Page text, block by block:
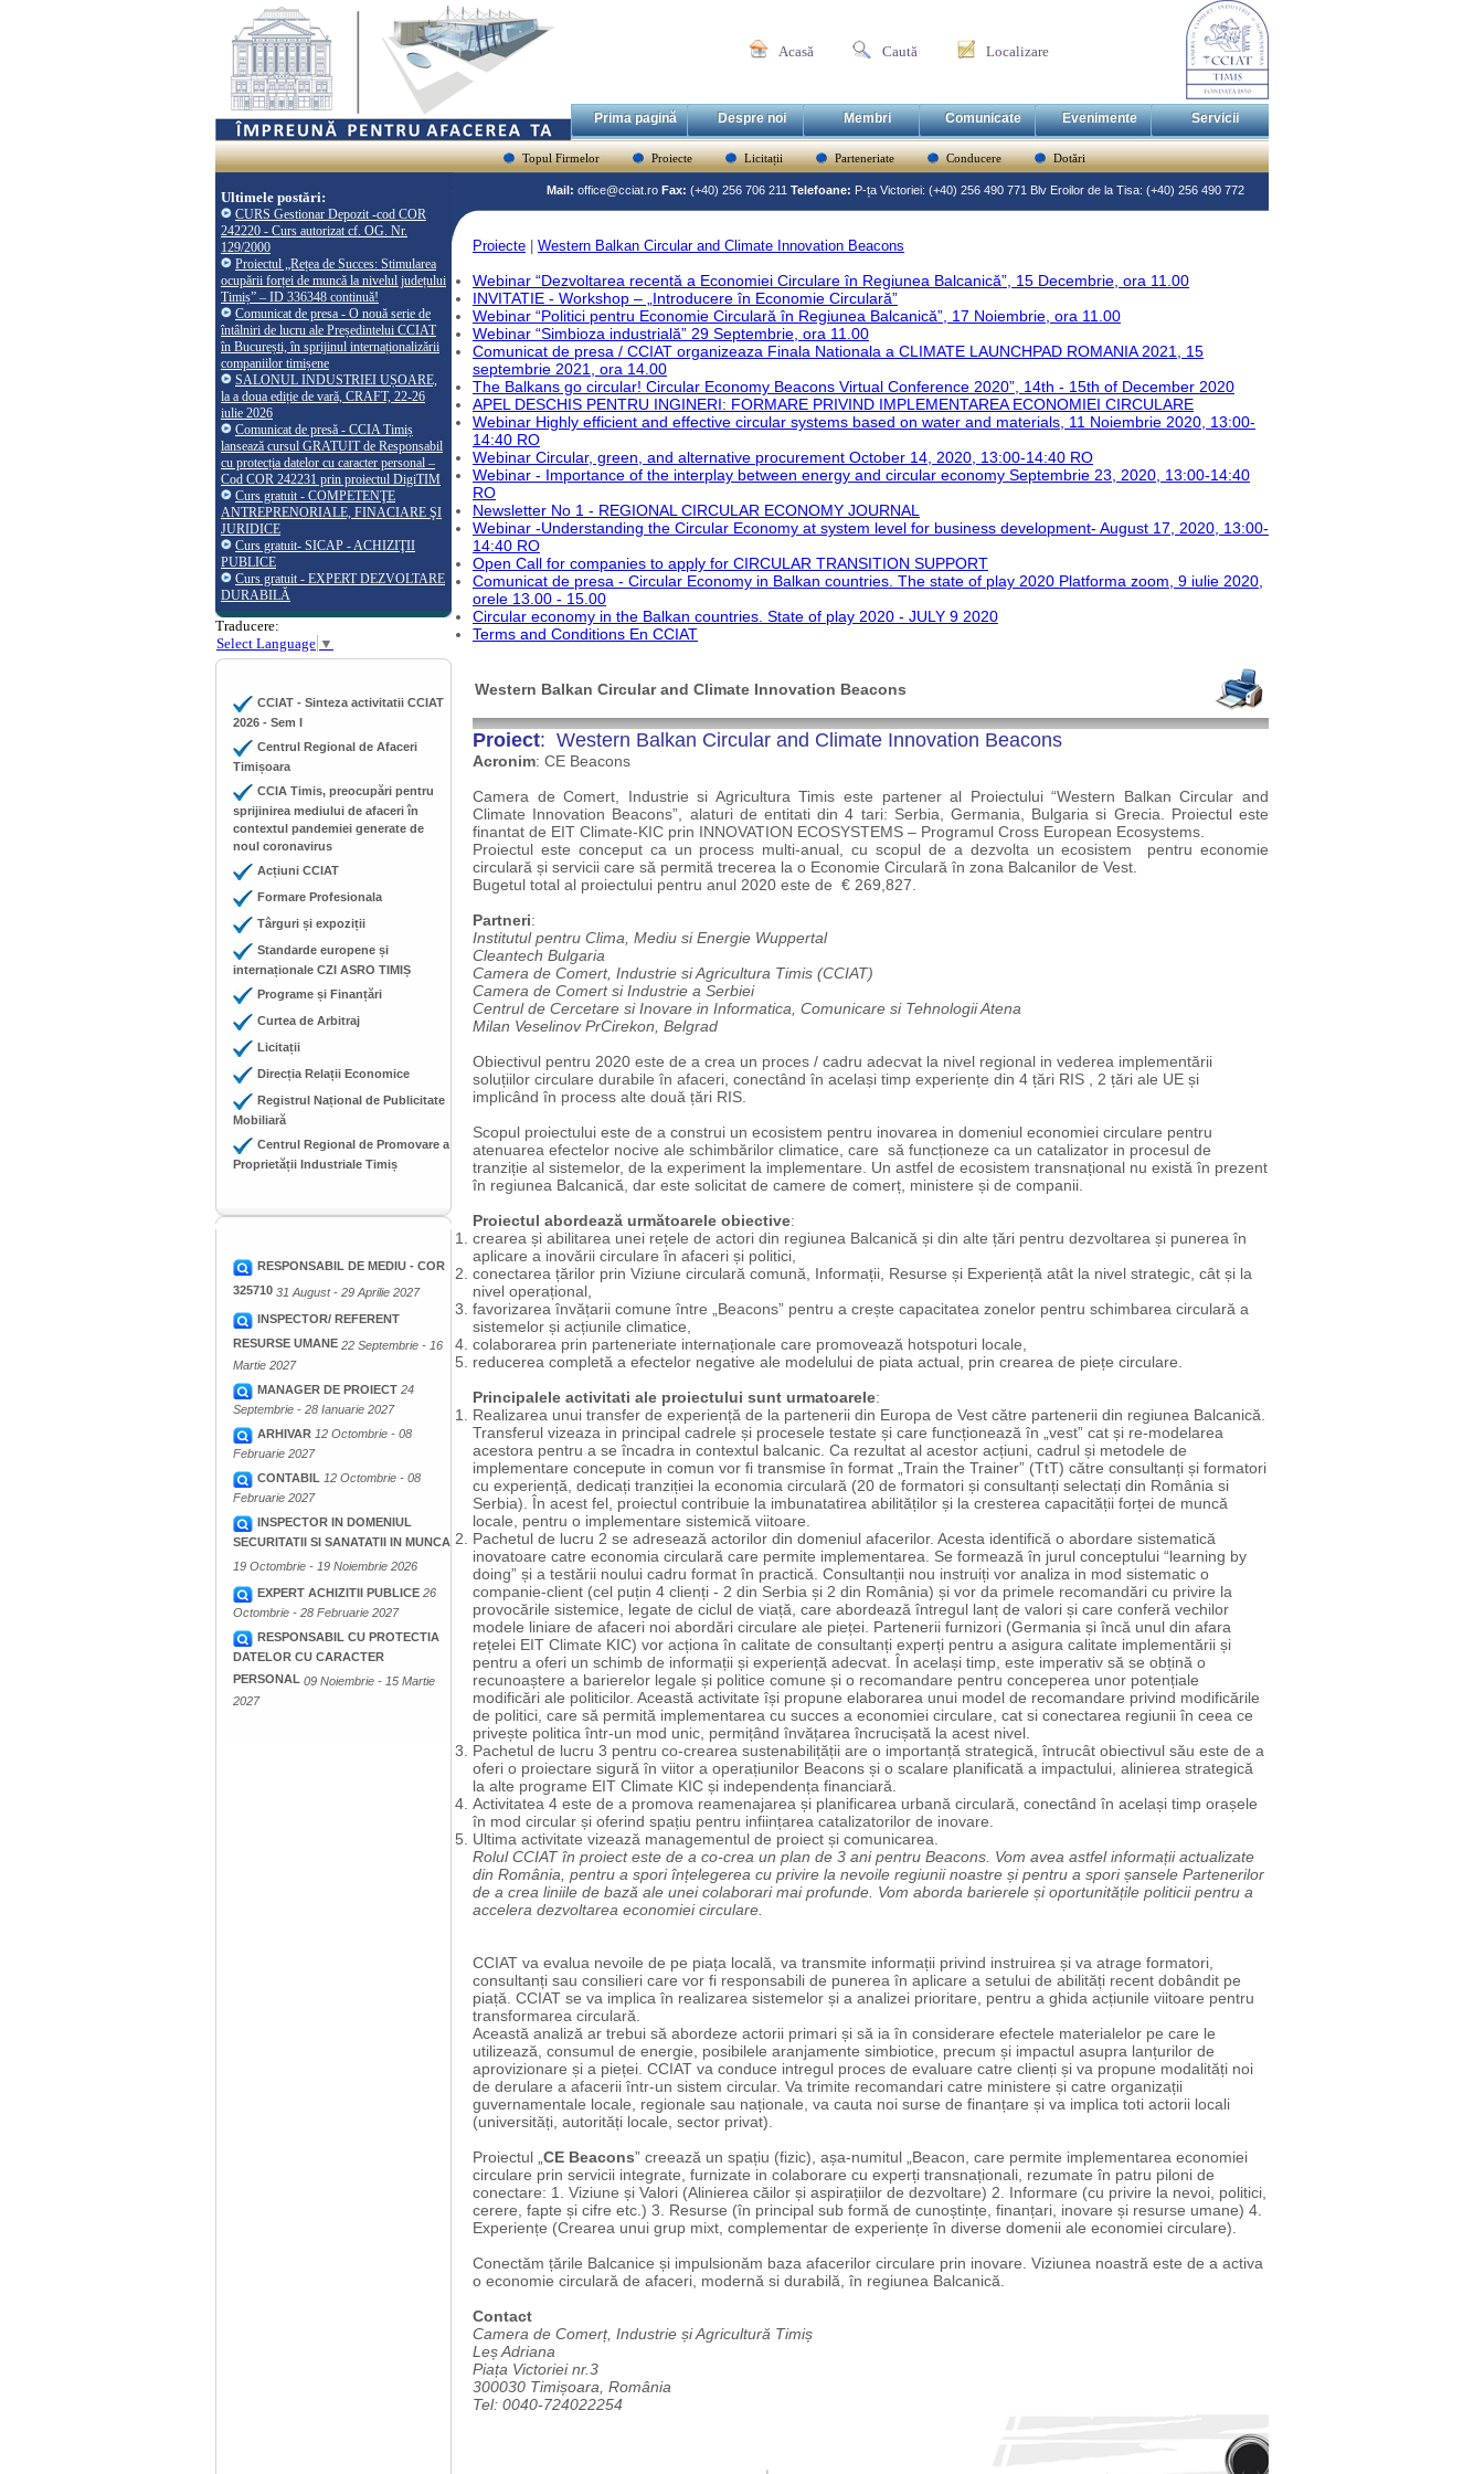
Acasă Caută Localizare
Prima pagină Despre noi Membri Comunicate Evenimente Servicii
Topul Firmelor Proiecte Licitații Parteneriate Conducere Dotări
Ultimele postări:
CURS Gestionar Depozit -cod COR
242220 - Curs autorizat cf. OG. Nr.
129/2000
Proiectul „Rețea de Succes: Stimularea
ocupării forței de muncă la nivelul județului
Timiș” – ID 336348 continuă!
Comunicat de presa - O nouă serie de
întâlniri de lucru ale Președintelui CCIAT
în București, în sprijinul internaționalizării
companiilor timișene
SALONUL INDUSTRIEI UȘOARE,
la a doua ediție de vară, CRAFT, 22-26
iulie 2026
Comunicat de presă - CCIA Timiș
lansează cursul GRATUIT de Responsabil
cu protecția datelor cu caracter personal –
Cod COR 242231 prin proiectul DigiTIM
Curs gratuit - COMPETENŢE
ANTREPRENORIALE, FINACIARE ŞI
JURIDICE
Curs gratuit- SICAP - ACHIZIŢII
PUBLICE
Curs gratuit - EXPERT DEZVOLTARE
DURABILĂ
Traducere:
Select Language ▼
CCIAT - Sinteza activitatii CCIAT
2026 - Sem I
Centrul Regional de Afaceri
Timișoara
CCIA Timis, preocupări pentru
sprijinirea mediului de afaceri în
contextul pandemiei generate de
noul coronavirus
Acțiuni CCIAT
Formare Profesionala
Târguri și expoziții
Standarde europene și
internaționale CZI ASRO TIMIȘ
Programe și Finanțări
Curtea de Arbitraj
Licitații
Direcția Relații Economice
Registrul Național de Publicitate
Mobiliară
Centrul Regional de Promovare a
Proprietății Industriale Timiș
RESPONSABIL DE MEDIU - COR
325710 31 August - 29 Aprilie 2027
INSPECTOR/ REFERENT
RESURSE UMANE 22 Septembrie - 16
Martie 2027
MANAGER DE PROIECT 24
Septembrie - 28 Ianuarie 2027
ARHIVAR 12 Octombrie - 08
Februarie 2027
CONTABIL 12 Octombrie - 08
Februarie 2027
INSPECTOR IN DOMENIUL
SECURITATII SI SANATATII IN MUNCA
19 Octombrie - 19 Noiembrie 2026
EXPERT ACHIZITII PUBLICE 26
Octombrie - 28 Februarie 2027
RESPONSABIL CU PROTECTIA
DATELOR CU CARACTER
PERSONAL 09 Noiembrie - 15 Martie
2027
Mail: office@cciat.ro Fax: (+40) 256 706 211 Telefoane: P-ța Victoriei: (+40) 256 490 771 Blv Eroilor de la Tisa: (+40) 256 490 772
Proiecte Western Balkan Circular and Climate Innovation Beacons
Webinar “Dezvoltarea recentă a Economiei Circulare în Regiunea Balcanică”, 15 Decembrie, ora 11.00
INVITATIE - Workshop – „Introducere în Economie Circulară”
Webinar “Politici pentru Economie Circulară în Regiunea Balcanică”, 17 Noiembrie, ora 11.00
Webinar “Simbioza industrială” 29 Septembrie, ora 11.00
Comunicat de presa / CCIAT organizeaza Finala Nationala a CLIMATE LAUNCHPAD ROMANIA 2021, 15
septembrie 2021, ora 14.00
The Balkans go circular! Circular Economy Beacons Virtual Conference 2020”, 14th - 15th of December 2020
APEL DESCHIS PENTRU INGINERI: FORMARE PRIVIND IMPLEMENTAREA ECONOMIEI CIRCULARE
Webinar Highly efficient and effective circular systems based on water and materials, 11 Noiembrie 2020, 13:00-
14:40 RO
Webinar Circular, green, and alternative procurement October 14, 2020, 13:00-14:40 RO
Webinar - Importance of the interplay between energy and circular economy Septembrie 23, 2020, 13:00-14:40
RO
Newsletter No 1 - REGIONAL CIRCULAR ECONOMY JOURNAL
Webinar -Understanding the Circular Economy at system level for business development- August 17, 2020, 13:00-
14:40 RO
Open Call for companies to apply for CIRCULAR TRANSITION SUPPORT
Comunicat de presa - Circular Economy in Balkan countries. The state of play 2020 Platforma zoom, 9 iulie 2020,
orele 13.00 - 15.00
Circular economy in the Balkan countries. State of play 2020 - JULY 9 2020
Terms and Conditions En CCIAT
Western Balkan Circular and Climate Innovation Beacons
Proiect: Western Balkan Circular and Climate Innovation Beacons
Acronim: CE Beacons
Camera de Comert, Industrie si Agricultura Timis este partener al Proiectului “Western Balkan Circular and
Climate Innovation Beacons”, alaturi de entitati din 4 tari: Serbia, Germania, Bulgaria si Grecia. Proiectul este
finantat de EIT Climate-KIC prin INNOVATION ECOSYSTEMS – Programul Cross European Ecosystems.
Proiectul este conceput ca un process multi-anual, cu scopul de a dezvolta un ecosistem pentru economie
circulară și servicii care să permită trecerea la o Economie Circulară în zona Balcanilor de Vest.
Bugetul total al proiectului pentru anul 2020 este de € 269,827.
Partneri:
Institutul pentru Clima, Mediu si Energie Wuppertal
Cleantech Bulgaria
Camera de Comert, Industrie si Agricultura Timis (CCIAT)
Camera de Comert si Industrie a Serbiei
Centrul de Cercetare si Inovare in Informatica, Comunicare si Tehnologii Atena
Milan Veselinov PrCirekon, Belgrad
Obiectivul pentru 2020 este de a crea un proces / cadru adecvat la nivel regional in vederea implementării
soluțiilor circulare durabile în afaceri, conectând în același timp experiențe din 4 țări RIS , 2 țări ale UE și
implicând în process alte două țări RIS.
Scopul proiectului este de a construi un ecosistem pentru inovarea in domeniul economiei circulare pentru
atenuarea efectelor nocive ale schimbărilor climatice, care să funcționeze ca un catalizator in procesul de
tranziție al sistemelor, de la experiment la implementare. Un astfel de ecosistem transnațional nu există în prezent
în regiunea Balcanică, dar este solicitat de camere de comerț, ministere și de companii.
Proiectul abordează următoarele obiective:
crearea și abilitarea unei rețele de actori din regiunea Balcanică și din alte țări pentru dezvoltarea și punerea în
aplicare a inovării circulare în afaceri și politici,
conectarea țărilor prin Viziune circulară comună, Informații, Resurse și Experiență atât la nivel strategic, cât și la
nivel operațional,
favorizarea învățarii comune între „Beacons” pentru a crește capacitatea zonelor pentru schimbarea circulară a
sistemelor și acțiunile climatice,
colaborarea prin parteneriate internaționale care promovează hotspoturi locale,
reducerea completă a efectelor negative ale modelului de piata actual, prin crearea de piețe circulare.
Principalele activitati ale proiectului sunt urmatoarele:
Realizarea unui transfer de experiență de la partenerii din Europa de Vest către partenerii din regiunea Balcanică.
Transferul vizeaza in principal cadrele și procesele testate și care funcționează în „vest” cat și re-modelarea
acestora pentru a se încadra in contextul balcanic. Ca rezultat al acestor acțiuni, cadrul și metodele de
implementare concepute in comun vor fi transmise în format „Train the Trainer” (TtT) către consultanți și formatori
cu experiență, dedicați tranziției la economia circulară (20 de formatori și consultanți selectați din România si
Serbia). În acest fel, proiectul contribuie la imbunatatirea abilităților și la cresterea capacității forței de muncă
locale, pentru o implementare sistemică viitoare.
Pachetul de lucru 2 se adresează actorilor din domeniul afacerilor. Acesta identifică o abordare sistematică
inovatoare catre economia circulară care permite implementarea. Se formează în jurul conceptului “learning by
doing” și a testării noului cadru format în practică. Consultanții nou instruiți vor analiza in mod sistematic o
companie-client (cel puțin 4 clienți - 2 din Serbia și 2 din România) și vor da primele recomandări cu privire la
provocările sistemice, legate de ciclul de viață, care abordează întregul lanț de valori și care conferă vechilor
modele liniare de afaceri noi abordări circulare ale pieței. Partenerii furnizori (Germania și încă unul din afara
rețelei EIT Climate KIC) vor acționa în calitate de consultanți experți pentru a asigura calitate implementării și
pentru a oferi un schimb de informații și experiență adecvat. În același timp, este imperativ să se obțină o
recunoaștere a barierelor legale și politice comune și o recomandare pentru conceperea unor potențiale
modificări ale politicilor. Această activitate își propune elaborarea unui model de recomandare privind modificările
de politici, care să permită implementarea cu succes a economiei circulare, cat si conectarea regiunii în ceea ce
privește politica într-un mod unic, permițând învățarea încrucișată la acest nivel.
Pachetul de lucru 3 pentru co-crearea sustenabilițății are o importanță strategică, întrucât obiectivul său este de a
oferi o proiectare sigură în viitor a operațiunilor Beacons și o scalare planificată a impactului, alinierea strategică
la alte programe EIT Climate KIC și independența financiară.
Activitatea 4 este de a promova reamenajarea și planificarea urbană circulară, conectând în același timp orașele
în mod circular și oferind spațiu pentru inființarea catalizatorilor de inovare.
Ultima activitate vizează managementul de proiect și comunicarea.
Rolul CCIAT în proiect este de a co-crea un plan de 3 ani pentru Beacons. Vom avea astfel informații actualizate
din România, pentru a spori înțelegerea cu privire la nevoile regiunii noastre și pentru a spori șansele Partenerilor
de a crea liniile de bază ale unei colaborari mai profunde. Vom aborda barierele și oportunitățile politicii pentru a
accelera dezvoltarea economiei circulare.
CCIAT va evalua nevoile de pe piața locală, va transmite informații privind instruirea și va atrage formatori,
consultanți sau consilieri care vor fi responsabili de punerea în aplicare a setului de abilități recent dobândit pe
piață. CCIAT se va implica în realizarea sistemelor și a analizei prioritare, pentru a ghida acțiunile viitoare pentru
transformarea circulară.
Această analiză ar trebui să abordeze actorii primari și să ia în considerare efectele materialelor pe care le
utilizează, consumul de energie, posibilele aranjamente simbiotice, precum și impactul asupra lanțurilor de
aprovizionare și a pieței. CCIAT va conduce intregul proces de evaluare catre clienți și va propune modalități noi
de derulare a afacerii într-un sistem circular. Va trimite recomandari catre ministere și catre organizații
guvernamentale locale, regionale sau naționale, va cauta noi surse de finanțare și va implica toti actorii locali
(universități, autorități locale, sector privat).
Proiectul „ CE Beacons” creează un spațiu (fizic), așa-numitul „Beacon, care permite implementarea economiei
circulare prin servicii integrate, furnizate in colaborare cu experți transnaționali, rezumate în patru piloni de
conectare: 1. Viziune și Valori (Alinierea căilor și aspirațiilor de dezvoltare) 2. Informare (cu privire la nevoi, politici,
cerere, fapte și cifre etc.) 3. Resurse (în principal sub formă de cunoștințe, finanțari, inovare și resurse umane) 4.
Experiențe (Crearea unui grup mixt, complementar de experiențe în diverse domenii ale economiei circulare).
Conectăm țările Balcanice și impulsionăm baza afacerilor circulare prin inovare. Viziunea noastră este de a activa
o economie circulară de afaceri, modernă si durabilă, în regiunea Balcanică.
Contact
Camera de Comerț, Industrie și Agricultură Timiș
Leș Adriana
Piața Victoriei nr.3
300030 Timișoara, România
Tel: 0040-724022254